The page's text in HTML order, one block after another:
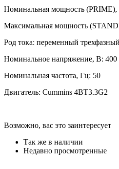
Номинальная мощность
Максимальная мощность
Род тока: переменный трехфазный
Номинальное напряжение, В: 400
Номинальная частота, Гц: 50
Двигатель: Cummins 4BT3.3G2
Возможно, вас это заинтересует
Так же в наличии
Недавно просмотренные